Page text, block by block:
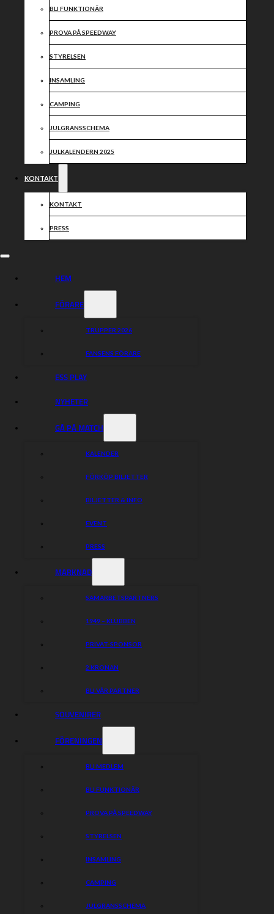
BLI FUNKTIONÄR
PROVA PÅ SPEEDWAY
STYRELSEN
INSAMLING
CAMPING
JULGRANSSCHEMA
JULKALENDERN 2025
KONTAKT
KONTAKT
PRESS
HEM
FÖRARE
TRUPPER 2026
FANSENS FÖRARE
ESS PLAY
NYHETER
GÅ PÅ MATCH
KALENDER
FÖRKÖP BILJETTER
BILJETTER & INFO
EVENT
PRESS
MARKNAD
SAMARBETSPARTNERS
1949 – KLUBBEN
PRIVAT-SPONSOR
2 KRONAN
BLI VÅR PARTNER
SOUVENIRER
FÖRENINGEN
BLI MEDLEM
BLI FUNKTIONÄR
PROVA PÅ SPEEDWAY
STYRELSEN
INSAMLING
CAMPING
JULGRANSSCHEMA